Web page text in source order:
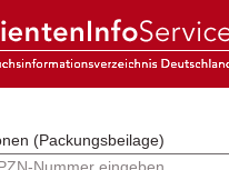
Gebrauchsinformationen (Packungsbeilage)